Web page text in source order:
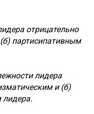
отрицательно
партисипативным
лидера
и (б)